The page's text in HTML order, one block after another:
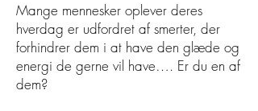
Mange mennesker oplever deres
hverdag er udfordret af smerter, der
forhindrer dem i at have den glæde og
energi de gerne vil have…. Er du en af
dem?